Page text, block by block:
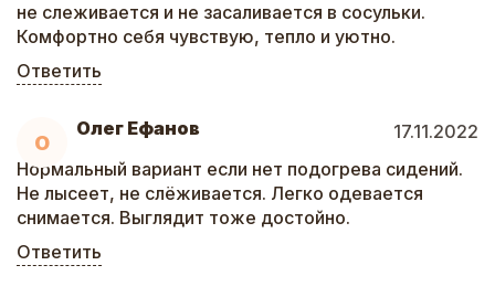
не слеживается и не засаливается в сосульки.
Комфортно себя чувствую, тепло и уютно.
Ответить
О
Олег Ефанов
17.11.2022
Нормальный вариант если нет подогрева сидений.
Не лысеет, не слёживается. Легко одевается
снимается. Выглядит тоже достойно.
Ответить